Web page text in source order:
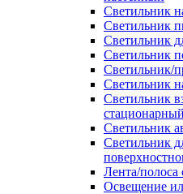
Светильник
Светильник
Светильник
Светильник
Светильник/
Светильник
Светильник
стационарный
Светильник
Светильник
Лента/полоса
Освещение